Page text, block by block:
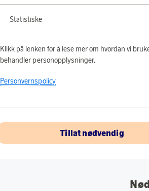
Statistiske
Klikk på lenken for å lese mer om hvordan vi
behandler personopplysninger.
Personvernspolicy
Tillat nødvendig